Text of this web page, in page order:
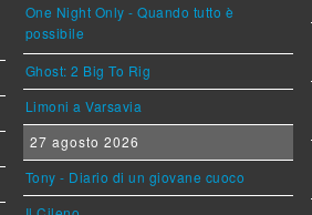
One Night Only - Quando tutto è
possibile
Ghost: 2 Big To Rig
Limoni a Varsavia
27 agosto 2026
Tony - Diario di un giovane cuoco